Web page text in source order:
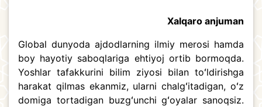
Xalqaro anjuman
Global dunyoda ajdodlarning ilmiy merosi hamda
boy hayotiy saboqlariga ehtiyoj ortib bormoqda.
Yoshlar tafakkurini bilim ziyosi bilan toʻldirishga
harakat qilmas ekanmiz, ularni chalgʻitadigan, oʻz
domiga tortadigan buzgʻunchi gʻoyalar sanoqsiz.